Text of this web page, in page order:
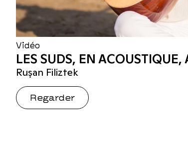
Vidéo
LES SUDS, EN ACOUSTIQUE,
Ruşan Filiztek
Regarder